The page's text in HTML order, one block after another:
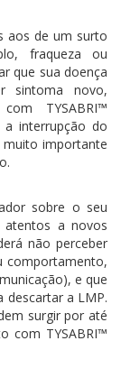
aos de um surto
fraqueza ou
que sua doença
sintoma novo,
TYSABRI™
interrupção do
muito importante
sobre o seu
a novos
não perceber
comportamento,
e que
descartar a LMP.
surgir por até
com TYSABRI™